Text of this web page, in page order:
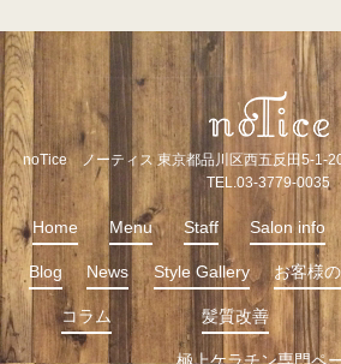
noTice ノーティス 東京都品川区西五反田5-
TEL.03-3779-0035
Home Menu Staff Salon info
Blog News Style Gallery お客様
コラム 髪質改善